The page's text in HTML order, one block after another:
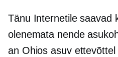
Tänu Internetile saavad
olenemata nende
an Ohios asuvettevõttel